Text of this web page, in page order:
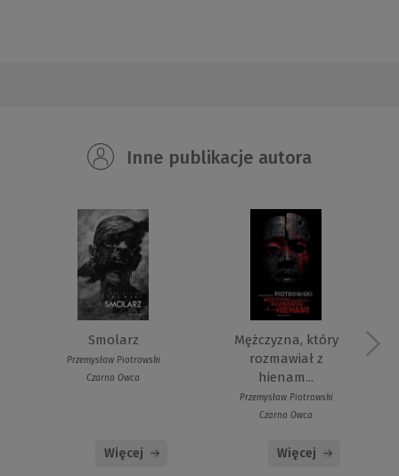
Inne publikacje autora
Smolarz
Przemysław Piotrowski
Czarna Owca
Więcej
Mężczyzna, który
rozmawiał z
hienam...
Przemysław Piotrowski
Czarna Owca
Więcej